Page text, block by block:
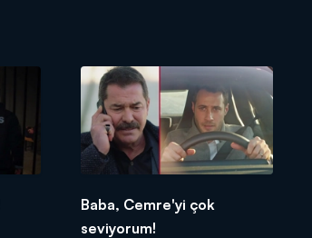
Baba, Cemre'yi çok
seviyorum!